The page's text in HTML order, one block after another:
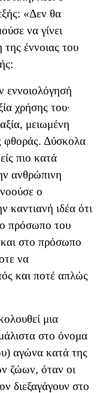
«Δεν θα
να γίνει
έννοιας του
εννοιολόγησή
χρήσης του·
μειωμένη
φθοράς. Δύσκολα
πιο κατά
ανθρώπινη
ο
καντιανή ιδέα ότι
πρόσωπο του
στο πρόσωπο
να
και ποτέ απλώς
μια
στο όνομα
) αγώνα κατά της
ζώων, όταν οι
διεξαγάγουν στο